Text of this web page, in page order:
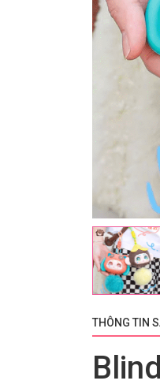
THÔNG TIN